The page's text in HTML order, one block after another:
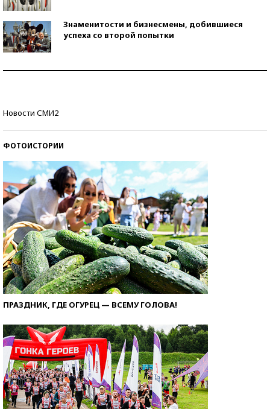
Знаменитости и бизнесмены, добившиеся
успеха со второй попытки
Новости СМИ2
ФОТОИСТОРИИ
ПРАЗДНИК, ГДЕ ОГУРЕЦ — ВСЕМУ ГОЛОВА!